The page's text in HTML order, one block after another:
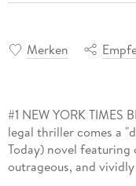
Merken
#1 NEW YORK TIMES
legal thriller comes a
Today) novel